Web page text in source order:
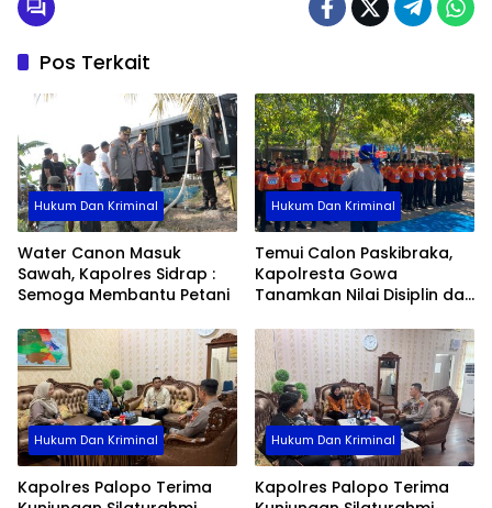
Pos Terkait
Hukum Dan Kriminal
Water Canon Masuk
Sawah, Kapolres Sidrap :
Semoga Membantu Petani
Hukum Dan Kriminal
Temui Calon Paskibraka,
Kapolresta Gowa
Tanamkan Nilai Disiplin dan
Hukum Dan Kriminal
Kapolres Palopo Terima
Hukum Dan Kriminal
Kapolres Palopo Terima